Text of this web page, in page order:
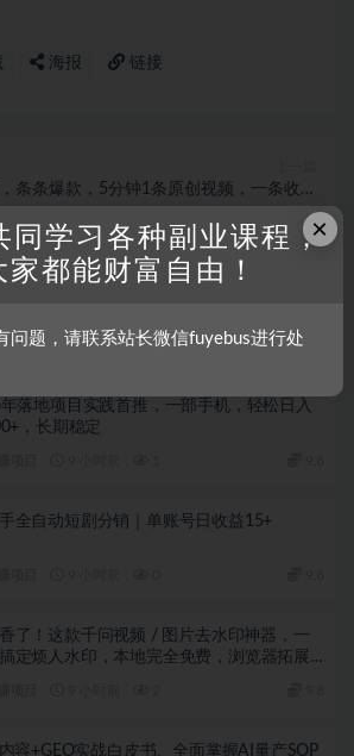
海报 链接
条条爆款，5分钟1条原创视频，一条收益
7000＋，一键分发多平...
创建动漫艺术图像使用AI绘画赚钱-
落地项目实践首推，一部手机，轻松日入
，长期稳定
全自动短剧分销｜单账号日收益15+
了！这款千问视频 / 图片去水印神器，一
定烦人水印，本地完全免费，浏览器拓展
容+GEO实战白皮书。全面掌握AI量产SOP
×
同学习各种副业课程，
家都能财富自由！
问题，请联系站长微信fuyebus进行处